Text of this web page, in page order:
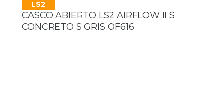
LS2
CASCO ABIERTO LS2 AIRFLOW II S
CONCRETO S GRIS OF616